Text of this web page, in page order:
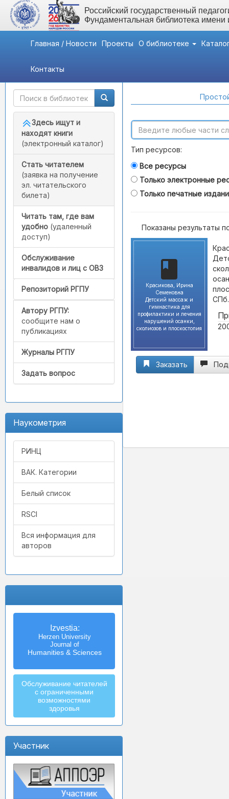
Российский государственный
Фундаментальная библиотека
Главная / Новости Проекты О библиотеке
Контакты
Быстрый доступ
Здесь ищут и
находят книги
(электронный каталог)
Стать читателем
(заявка на получение
эл. читательского
билета)
Читать там, где вам
удобно (удаленный
доступ)
Обслуживание
инвалидов и лиц с ОВЗ
Репозиторий РГПУ
Автору РГПУ:
сообщите нам о
публикациях
Журналы РГПУ
Задать вопрос
Наукометрия
РИНЦ
ВАК. Категории
Белый список
RSCI
Вся информация для
авторов
Izvestia:
Herzen University
Journal of
Humanities & Sciences
Обслуживание читателей
с ограниченными
возможностями
здоровья
Участник
Тип ресурсов:
Все ресурсы
Только электронные
Только печатные
Показаны результаты
Красикова, Ирина
Семеновна
Детский массаж и
гимнастика для
профилактики и лечения
нарушений осанки,
сколиозов и плоскостопия
Заказать